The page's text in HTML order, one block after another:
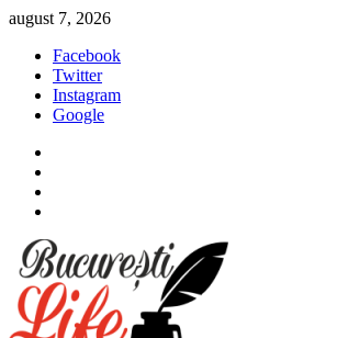
Sari
conținut
august 7, 2026
Facebook
Twitter
Instagram
Google